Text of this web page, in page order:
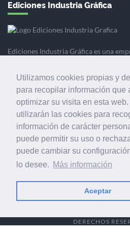
Utilizamos cookies propias y
para recopilar información que
optimizar su visita en esta web.
utilizarán las cookies para
información de carácter
puede permitir su uso o
puede cambiar su
lo desee. Más información
Aceptar
Ediciones Industria Gráfica
Ediciones Industria Gráfica es una
el mercado de la comunicación
profesionales especializados en el
comunicación visual y el envasado.
Ediciones Industria Gráfica, S.C.P.
Calle Fluvià 257, bajos, 08020
DERECHOS